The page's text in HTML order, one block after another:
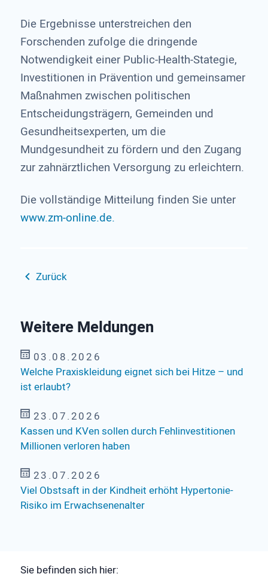
Die Ergebnisse unterstreichen den
Forschenden zufolge die dringende
Notwendigkeit einer Public-Health-Stategie,
Investitionen in Prävention und gemeinsamer
Maßnahmen zwischen politischen
Entscheidungsträgern, Gemeinden und
Gesundheitsexperten, um die
Mundgesundheit zu fördern und den Zugang
zur zahnärztlichen Versorgung zu erleichtern.
Die vollständige Mitteilung finden Sie unter
www.zm-online.de.
Zurück
Weitere Meldungen
03.08.2026
Welche Praxiskleidung eignet sich bei Hitze – und
ist erlaubt?
23.07.2026
Kassen und KVen sollen durch Fehlinvestitionen
Millionen verloren haben
23.07.2026
Viel Obstsaft in der Kindheit erhöht Hypertonie-
Risiko im Erwachsenenalter
Sie befinden sich hier: